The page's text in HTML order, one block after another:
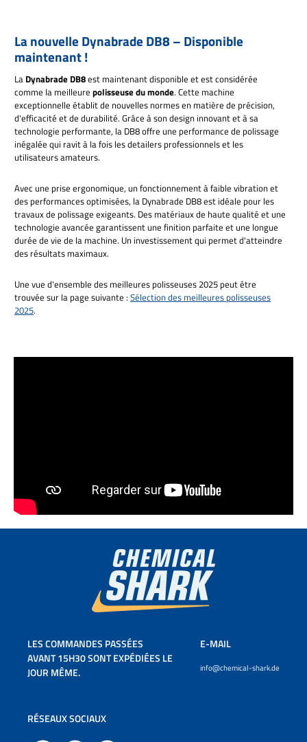
La nouvelle Dynabrade DB8 – Disponible
maintenant !
La Dynabrade DB8est maintenant disponible et est considérée
comme la meilleure polisseuse du monde. Cette machine
exceptionnelle établit de nouvelles normes en matière de précision,
d'efficacité et de durabilité. Grâce à son design innovant et à sa
technologie performante, la DB8 offre une performance de polissage
inégalée qui ravit à la fois les detailers professionnels et les
utilisateurs amateurs.
Avec une prise ergonomique, un fonctionnement à faible vibration et
des performances optimisées, la Dynabrade DB8 est idéale pour les
travaux de polissage exigeants. Des matériaux de haute qualité et une
technologie avancée garantissent une finition parfaite et une longue
durée de vie de la machine. Un investissement qui permet d'atteindre
des résultats maximaux.
Une vue d'ensemble des meilleures polisseuses 2025 peut être
trouvée sur la page suivante : Sélection des meilleures polisseuses
2025.
LES COMMANDES PASSÉES
AVANT 15H30 SONT EXPÉDIÉES LE
JOUR MÊME.
E-MAIL
info@chemical-shark.de
RÉSEAUX SOCIAUX